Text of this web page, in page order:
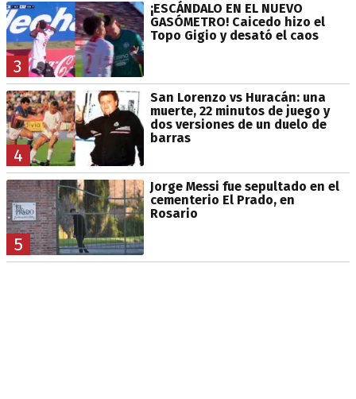
3
¡ESCÁNDALO EN EL NUEVO
GASÓMETRO! Caicedo hizo el
Topo Gigio y desató el caos
4
San Lorenzo vs Huracán: una
muerte, 22 minutos de juego y
dos versiones de un duelo de
barras
5
Jorge Messi fue sepultado en el
cementerio El Prado, en
Rosario